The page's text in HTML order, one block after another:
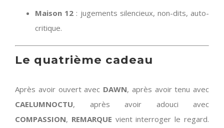
Maison 12 : jugements silencieux, non-dits, auto-
critique.
Le quatrième cadeau
Après avoir ouvert avec DAWN, après avoir tenu avec
CAELUMNOCTU, après avoir adouci avec
COMPASSION, REMARQUE vient interroger le regard.